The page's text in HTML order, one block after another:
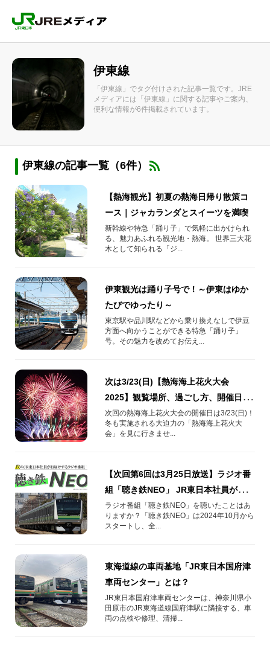
伊東線
「伊東線」でタグ付けされた記事一覧です。JRE
メディアには「伊東線」に関する記事やご案内、
便利な情報が6件掲載されています。
伊東線の記事一覧（6件）
【熱海観光】初夏の熱海日帰り散策コ
ース｜ジャカランダとスイーツを満喫
新幹線や特急「踊り子」で気軽に出かけられ
る、魅力あふれる観光地・熱海。 世界三大花
木として知られる「ジ...
伊東観光は踊り子号で！～伊東はゆか
たびでゆったり～
東京駅や品川駅などから乗り換えなしで伊豆
方面へ向かうことができる特急「踊り子」
号。その魅力を改めてお伝え...
次は3/23(日)【熱海海上花火大会
2025】観覧場所、過ごし方、開催日を
解説！
次回の熱海海上花火大会の開催日は3/23(日)！
冬も実施される大迫力の「熱海海上花火大
会」を見に行きませ...
【次回第6回は3月25日放送】ラジオ番
組「聴き鉄NEO」 JR東日本社員が出
演！
ラジオ番組「聴き鉄NEO」を聴いたことはあ
りますか？「聴き鉄NEO」は2024年10月から
スタートし、全...
東海道線の車両基地「JR東日本国府津
車両センター」とは？
JR東日本国府津車両センターは、神奈川県小
田原市のJR東海道線国府津駅に隣接する、車
両の点検や修理、清掃...